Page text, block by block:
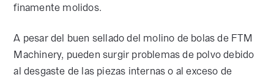
finamente molidos.
A pesar del buen sellado del molino de bolas de FTM
Machinery, pueden surgir problemas de polvo debido
al desgaste de las piezas internas o al exceso de